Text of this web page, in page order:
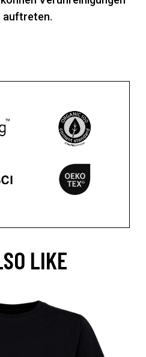
auftreten.
LIKE